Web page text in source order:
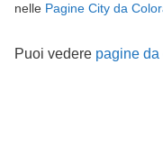
nelle Pagine City da
Puoi vedere pagine